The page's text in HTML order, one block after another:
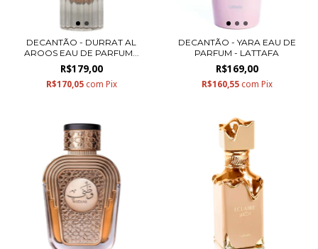
DECANTÃO - DURRAT AL
AROOS EAU DE PARFUM...
R$179,00
R$170,05 com Pix
DECANTÃO - YARA EAU DE
PARFUM - LATTAFA
R$169,00
R$160,55 com Pix